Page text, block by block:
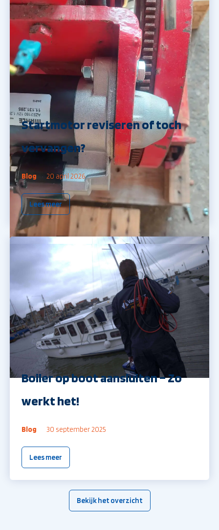
Startmotor reviseren of toch
vervangen?
Blog 20 april 2026
Lees meer
Boiler op boot aansluiten – Zo
werkt het!
Blog 30 september 2025
Lees meer
Bekijk het overzicht